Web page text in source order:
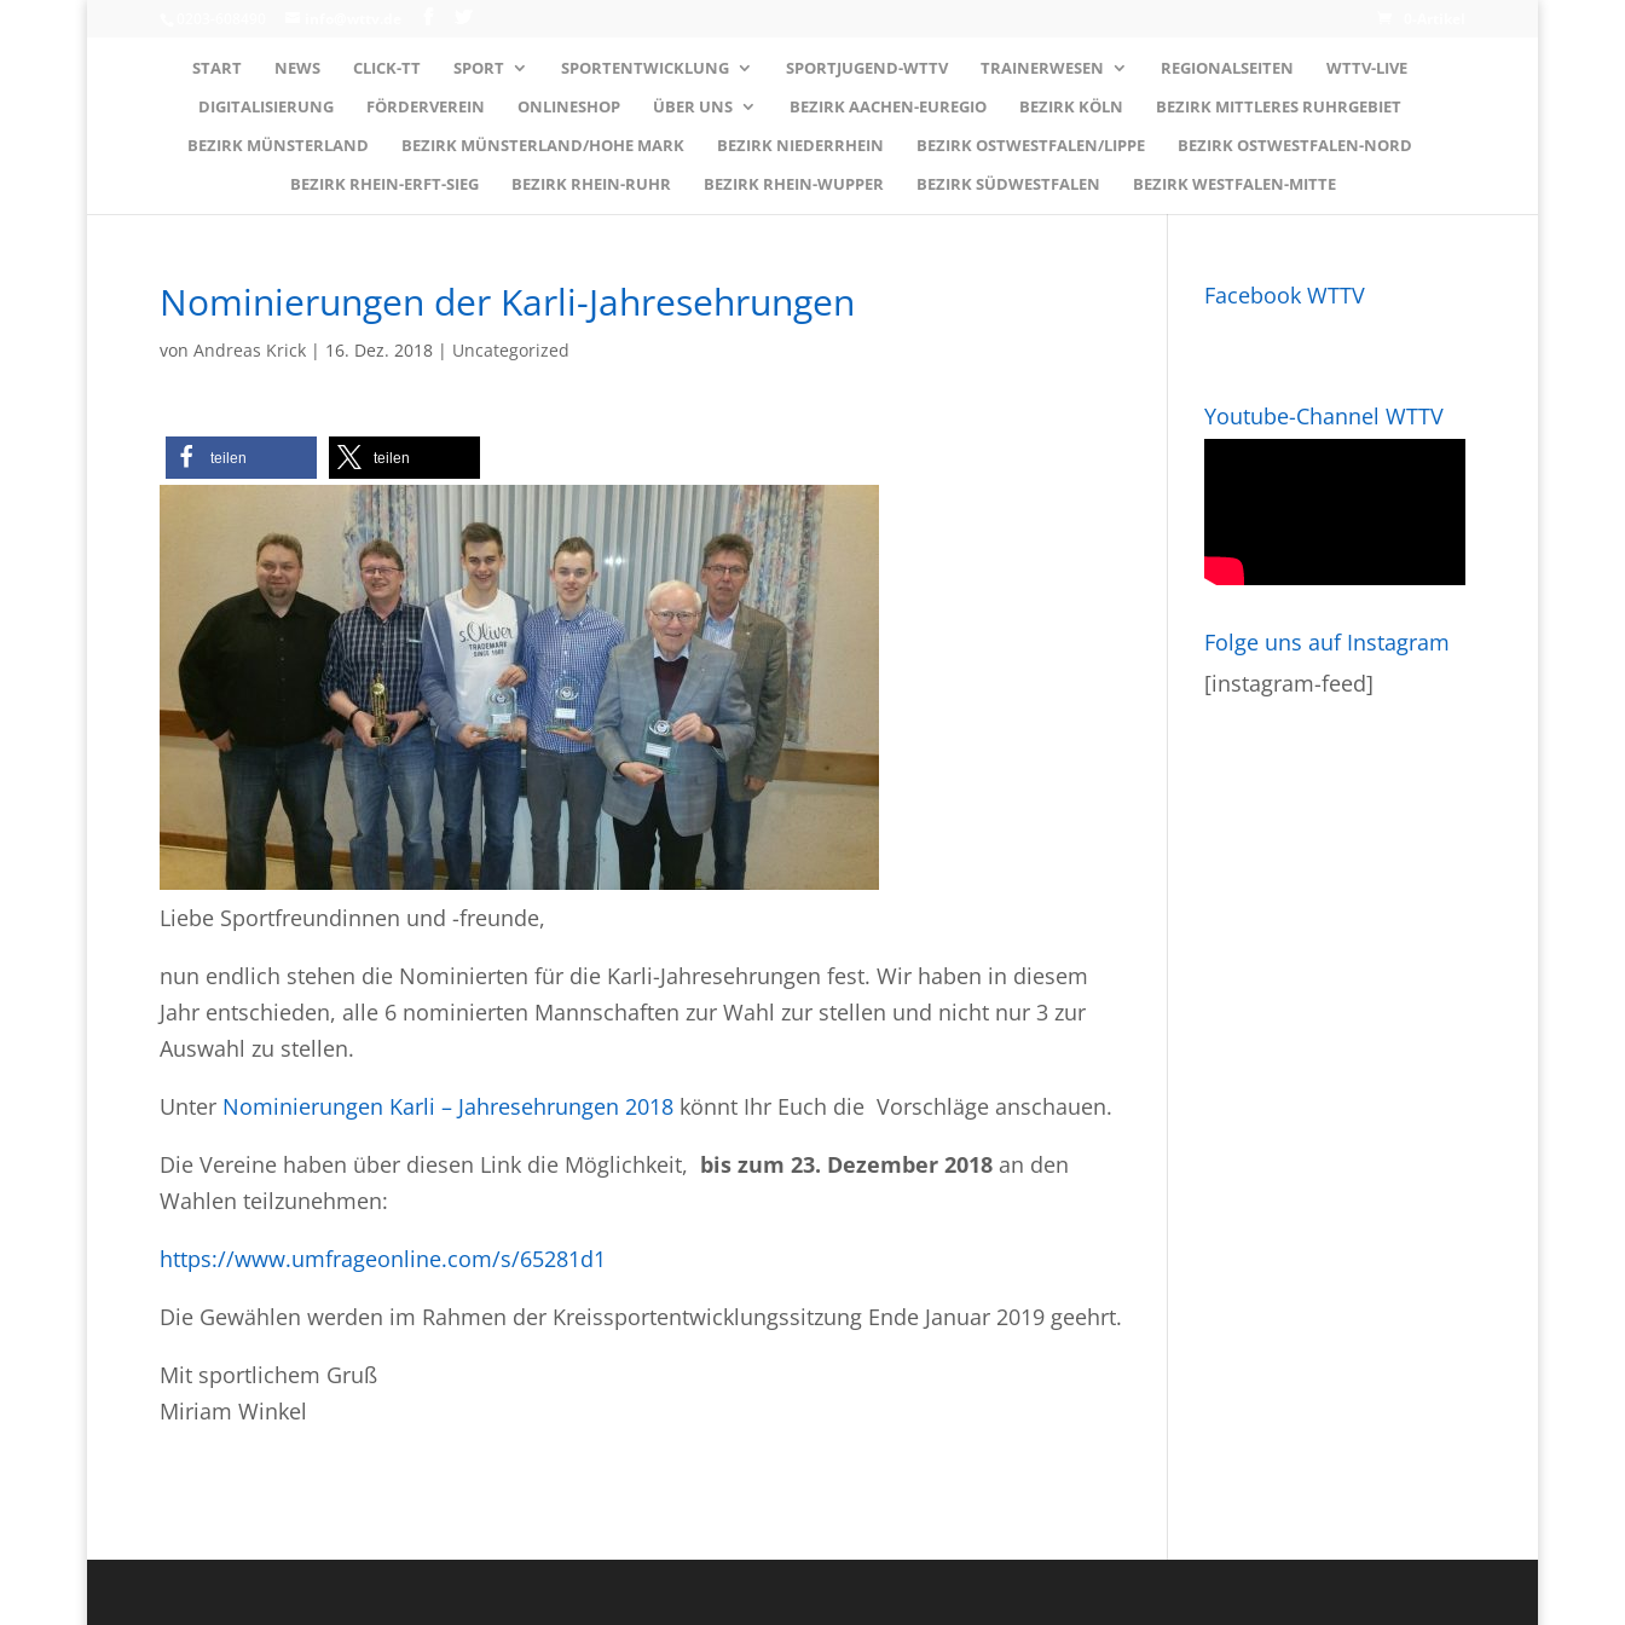
START NEWS CLICK-TT SPORT SPORTENTWICKLUNG SPORTJUGEND-WTTV TRAINERWESEN REGIONALSEITEN
WTTV-LIVE
DIGITALISIERUNG
FÖRDERVEREIN ONLINESHOP ÜBER UNS BEZIRK AACHEN-EUREGIO BEZIRK KÖLN
BEZIRK MITTLERES RUHRGEBIET
BEZIRK MÜNSTERLAND
BEZIRK MÜNSTERLAND/HOHE MARK BEZIRK NIEDERRHEIN BEZIRK OSTWESTFALEN/LIPPE
BEZIRK OSTWESTFALEN-NORD
BEZIRK RHEIN-ERFT-SIEG
BEZIRK RHEIN-RUHR BEZIRK RHEIN-WUPPER BEZIRK SÜDWESTFALEN BEZIRK WESTFALEN-MITTE
Nominierungen der Karli-Jahresehrungen
von Andreas Krick | 16. Dez. 2018 | Uncategorized
teilen teilen
Liebe Sportfreundinnen und -freunde,
nun endlich stehen die Nominierten für die Karli-Jahresehrungen fest. Wir haben in diesem
Jahr entschieden, alle 6 nominierten Mannschaften zur Wahl zur stellen und nicht nur 3 zur
Auswahl zu stellen.
Unter Nominierungen Karli – Jahresehrungen 2018 könnt Ihr Euch die Vorschläge anschauen.
Die Vereine haben über diesen Link die Möglichkeit, bis zum 23. Dezember 2018 an den
Wahlen teilzunehmen:
https://www.umfrageonline.com/s/65281d1
Die Gewählen werden im Rahmen der Kreissportentwicklungssitzung Ende Januar 2019 geehrt.
Mit sportlichem Gruß
Miriam Winkel
Facebook WTTV
Youtube-Channel WTTV
Folge uns auf Instagram
[instagram-feed]